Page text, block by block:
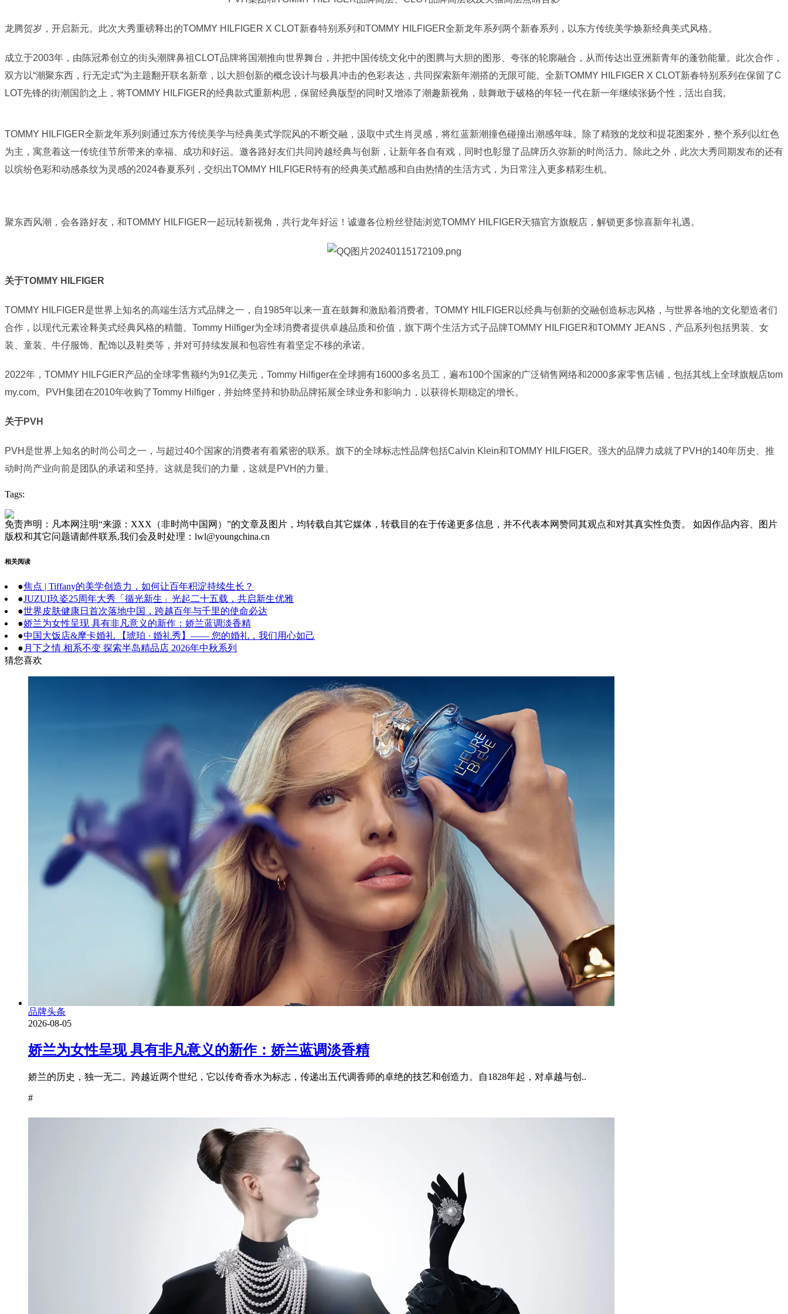
龙腾贺岁，开启新元。此次大秀重磅释出的TOMMY HILFIGER X CLOT新春特别系列和TOMMY HILFIGER全新龙年系列两个新春系列，以东方传统美学焕新经典美式风格。
成立于2003年，由陈冠希创立的街头潮牌鼻祖CLOT品牌将国潮推向世界舞台，并把中国传统文化中的图腾与大胆的图形、夸张的轮廓融合，从而传达出亚洲新青年的蓬勃能量。此次合作，
双方以“潮聚东西，行无定式”为主题翻开联名新章，以大胆创新的概念设计与极具冲击的色彩表达，共同探索新年潮搭的无限可能。全新TOMMY HILFIGER X CLOT新春特别系列在保留了C
LOT先锋的街潮国韵之上，将TOMMY HILFIGER的经典款式重新构思，保留经典版型的同时又增添了潮趣新视角，鼓舞敢于破格的年轻一代在新一年继续张扬个性，活出自我。
TOMMY HILFIGER全新龙年系列则通过东方传统美学与经典美式学院风的不断交融，汲取中式生肖灵感，将红蓝新潮撞色碰撞出潮感年味。除了精致的龙纹和提花图案外，整个系列以红色
为主，寓意着这一传统佳节所带来的幸福、成功和好运。邀各路好友们共同跨越经典与创新，让新年各自有戏，同时也彰显了品牌历久弥新的时尚活力。除此之外，此次大秀同期发布的还有
以缤纷色彩和动感条纹为灵感的2024春夏系列，交织出TOMMY HILFIGER特有的经典美式酷感和自由热情的生活方式，为日常注入更多精彩生机。
聚东西风潮，会各路好友，和TOMMY HILFIGER一起玩转新视角，共行龙年好运！诚邀各位粉丝登陆浏览TOMMY HILFIGER天猫官方旗舰店，解锁更多惊喜新年礼遇。
关于TOMMY HILFIGER
TOMMY HILFIGER是世界上知名的高端生活方式品牌之一，自1985年以来一直在鼓舞和激励着消费者。TOMMY HILFIGER以经典与创新的交融创造标志风格，与世界各地的文化塑造者们
合作，以现代元素诠释美式经典风格的精髓。Tommy Hilfiger为全球消费者提供卓越品质和价值，旗下两个生活方式子品牌TOMMY HILFIGER和TOMMY JEANS，产品系列包括男装、女
装、童装、牛仔服饰、配饰以及鞋类等，并对可持续发展和包容性有着坚定不移的承诺。
2022年，TOMMY HILFGIER产品的全球零售额约为91亿美元，Tommy Hilfiger在全球拥有16000多名员工，遍布100个国家的广泛销售网络和2000多家零售店铺，包括其线上全球旗舰店tom
my.com。PVH集团在2010年收购了Tommy Hilfiger，并始终坚持和协助品牌拓展全球业务和影响力，以获得长期稳定的增长。
关于PVH
PVH是世界上知名的时尚公司之一，与超过40个国家的消费者有着紧密的联系。旗下的全球标志性品牌包括Calvin Klein和TOMMY HILFIGER。强大的品牌力成就了PVH的140年历史、推
动时尚产业向前是团队的承诺和坚持。这就是我们的力量，这就是PVH的力量。
Tags:
免责声明：凡本网注明“来源：XXX（非时尚中国网）”的文章及图片，均转载自其它媒体，转载目的在于传递更多信息，并不代表本网赞同其观点和对其真实性负责。 如因作品内容、图片
版权和其它问题请邮件联系,我们会及时处理：lwl@youngchina.cn
相关阅读
●焦点 | Tiffany的美学创造力，如何让百年积淀持续生长？
●JUZUI玖姿25周年大秀「循光新生」光起二十五载，共启新生优雅
●世界皮肤健康日首次落地中国，跨越百年与千里的使命必达
●娇兰为女性呈现 具有非凡意义的新作：娇兰蓝调淡香精
●中国大饭店&摩卡婚礼 【琥珀 · 婚礼秀】—— 您的婚礼，我们用心如己
● 月下之情 相系不变 探索半岛精品店 2026年中秋系列
猜您喜欢
品牌头条
2026-08-05
娇兰为女性呈现 具有非凡意义的新作：娇兰蓝调淡香精
娇兰的历史，独一无二。跨越近两个世纪，它以传奇香水为标志，传递出五代调香师的卓绝的技艺和创造力。自1828年起，对卓越与创..
#